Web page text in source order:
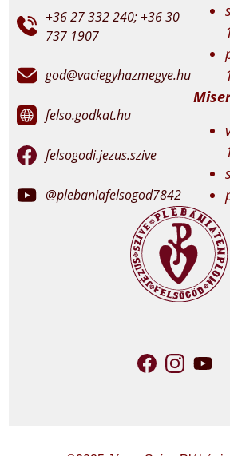
+36 27 332 240; +36 30
737 1907
god@vaciegyhazmegye.hu
felso.godkat.hu
felsogodi.jezus.szive
@plebaniafelsogod7842